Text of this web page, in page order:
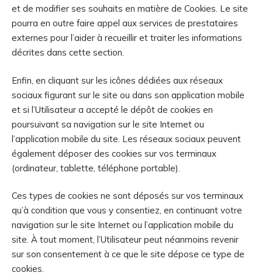
et de modifier ses souhaits en matière de Cookies. Le site
pourra en outre faire appel aux services de prestataires
externes pour l’aider à recueillir et traiter les informations
décrites dans cette section.
Enfin, en cliquant sur les icônes dédiées aux réseaux
sociaux figurant sur le site ou dans son application mobile
et si l’Utilisateur a accepté le dépôt de cookies en
poursuivant sa navigation sur le site Internet ou
l’application mobile du site. Les réseaux sociaux peuvent
également déposer des cookies sur vos terminaux
(ordinateur, tablette, téléphone portable).
Ces types de cookies ne sont déposés sur vos terminaux
qu’à condition que vous y consentiez, en continuant votre
navigation sur le site Internet ou l’application mobile du
site. À tout moment, l’Utilisateur peut néanmoins revenir
sur son consentement à ce que le site dépose ce type de
cookies.